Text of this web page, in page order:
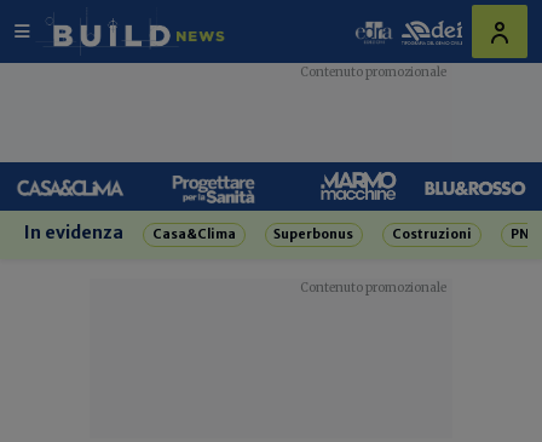
In evidenza Casa&Clima Superbonus Costruzioni